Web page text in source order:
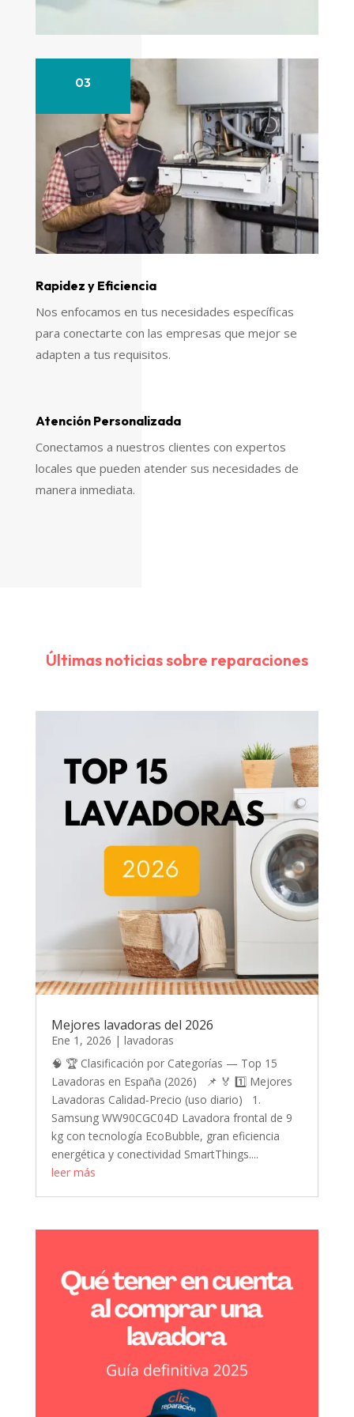
03
Rapidez y Eficiencia
Nos enfocamos en tus necesidades específicas
para conectarte con las empresas que mejor se
adapten a tus requisitos.
Atención Personalizada
Conectamos a nuestros clientes con expertos
locales que pueden atender sus necesidades de
manera inmediata.
Últimas noticias sobre reparaciones
Mejores lavadoras del 2026
Ene 1, 2026 | lavadoras
🧠 🏆 Clasificación por Categorías — Top 15
Lavadoras en España (2026) 📌 🏅 1️⃣ Mejores
Lavadoras Calidad‑Precio (uso diario) 1.
Samsung WW90CGC04D Lavadora frontal de 9
kg con tecnología EcoBubble, gran eficiencia
energética y conectividad SmartThings....
leer más